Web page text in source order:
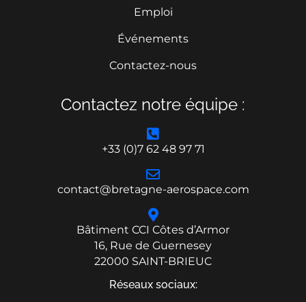
Emploi
Événements
Contactez-nous
Contactez notre équipe :
+33 (0)7 62 48 97 71
contact@bretagne-aerospace.com
Bâtiment CCI Côtes d’Armor
16, Rue de Guernesey
22000 SAINT-BRIEUC
Réseaux sociaux: